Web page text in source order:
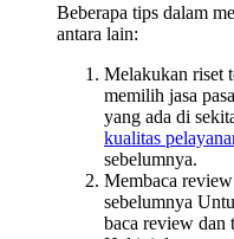
Beberapa tips dalam
antara lain:
Melakukan riset
memilih jasa
yang ada di
kualitas
sebelumnya.
Membaca
sebelumnya
baca review dan